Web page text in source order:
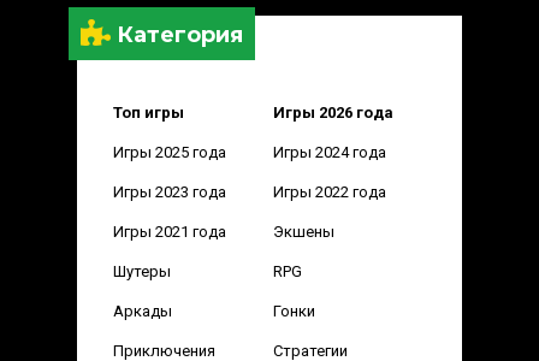
Категория
Топ игры Игры 2026 года
Игры 2025 года Игры 2024 года
Игры 2023 года Игры 2022 года
Игры 2021 года Экшены
Шутеры RPG
Аркады Гонки
Приключения Стратегии